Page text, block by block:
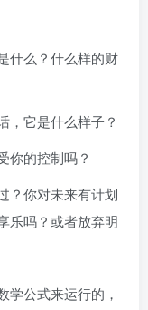
什么？什么样的财
，它是什么样子？
你的控制吗？
？你对未来有计划
乐吗？或者放弃明
学公式来运行的，